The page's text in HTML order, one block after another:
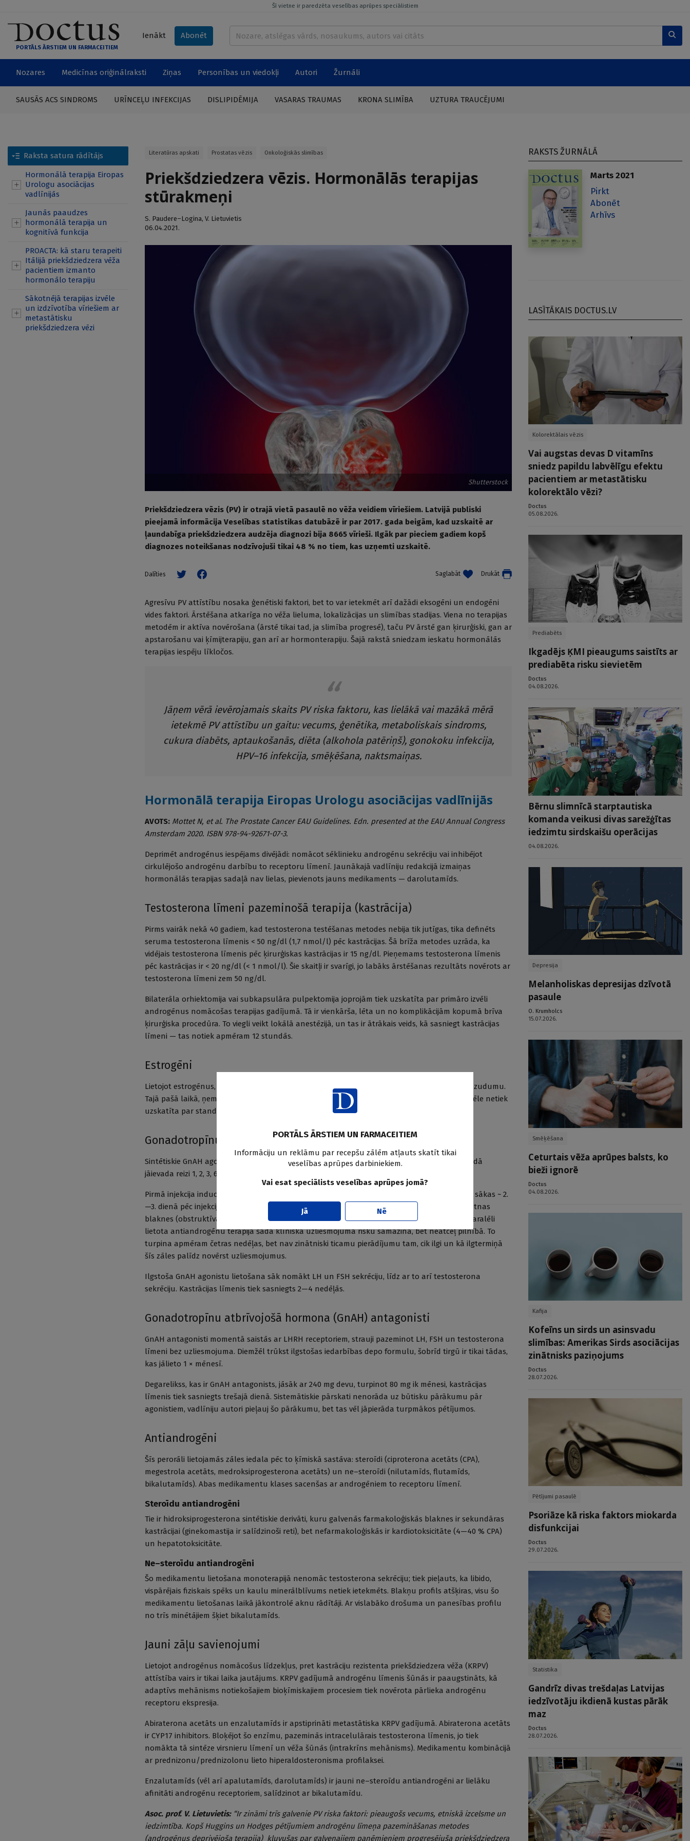
Šī vietne ir paredzēta veselības aprūpes speciālistiem
PORTĀLS ĀRSTIEM UN FARMACEITIEM
Ienākt Abonēt
Nozares Medicīnas oriģinālraksti Ziņas Personības un viedokļi Autori Žurnāli
SAUSĀS ACS SINDROMS URĪNCEĻU INFEKCIJAS DISLIPIDĒMIJA VASARAS TRAUMAS KRONA SLIMĪBA UZTURA TRAUCĒJUMI
Raksta satura rādītājs
Hormonālā terapija Eiropas
Urologu asociācijas
vadlīnijās
Jaunās paaudzes
hormonālā terapija un
kognitīvā funkcija
PROACTA: kā staru terapeiti
Itālijā priekšdziedzera vēža
pacientiem izmanto
hormonālo terapiju
Sākotnējā terapijas izvēle
un izdzīvotība vīriešiem ar
metastātisku
priekšdziedzera vēzi
Literatūras apskati Prostatas vēzis Onkoloģiskās slimības
Priekšdziedzera vēzis. Hormonālās terapijas
stūrakmeņi
S. Paudere–Logina, V. Lietuvietis
06.04.2021.
Shutterstock
Priekšdziedzera vēzis (PV) ir otrajā vietā pasaulē no vēža veidiem vīriešiem. Latvijā publiski
pieejamā informācija Veselības statistikas datubāzē ir par 2017. gada beigām, kad uzskaitē ar
ļaundabīga priekšdziedzera audzēja diagnozi bija 8665 vīrieši. Ilgāk par pieciem gadiem kopš
diagnozes noteikšanas nodzīvojuši tikai 48 % no tiem, kas uzņemti uzskaitē.
Dalīties Saglabāt Drukāt
Agresīvu PV attīstību nosaka ģenētiski faktori, bet to var ietekmēt arī dažādi eksogēni un endogēni
vides faktori. Ārstēšana atkarīga no vēža lieluma, lokalizācijas un slimības stadijas. Viena no terapijas
metodēm ir aktīva novērošana (ārstē tikai tad, ja slimība progresē), taču PV ārstē gan ķirurģiski, gan ar
apstarošanu vai ķīmijterapiju, gan arī ar hormonterapiju. Šajā rakstā sniedzam ieskatu hormonālās
terapijas iespēju līkločos.
Jāņem vērā ievērojamais skaits PV riska faktoru, kas lielākā vai mazākā mērā
ietekmē PV attīstību un gaitu: vecums, ģenētika, metaboliskais sindroms,
cukura diabēts, aptaukošanās, diēta (alkohola patēriņš), gonokoku infekcija,
HPV–16 infekcija, smēķēšana, naktsmaiņas.
Hormonālā terapija Eiropas Urologu asociācijas vadlīnijās
AVOTS: Mottet N, et al. The Prostate Cancer EAU Guidelines. Edn. presented at the EAU Annual Congress
Amsterdam 2020. ISBN 978-94-92671-07-3.
Deprimēt androgēnus iespējams divējādi: nomācot sēklinieku androgēnu sekrēciju vai inhibējot
cirkulējošo androgēnu darbību to receptoru līmenī. Jaunākajā vadlīniju redakcijā izmaiņas
hormonālās terapijas sadaļā nav lielas, pievienots jauns medikaments — darolutamīds.
Testosterona līmeni pazeminošā terapija (kastrācija)
Pirms vairāk nekā 40 gadiem, kad testosterona testēšanas metodes nebija tik jutīgas, tika definēts
seruma testosterona līmenis < 50 ng/dl (1,7 nmol/l) pēc kastrācijas. Šā brīža metodes uzrāda, ka
vidējais testosterona līmenis pēc ķirurģiskas kastrācijas ir 15 ng/dl. Pieņemams testosterona līmenis
pēc kastrācijas ir < 20 ng/dl (< 1 nmol/l). Šie skaitļi ir svarīgi, jo labāks ārstēšanas rezultāts novērots ar
testosterona līmeni zem 50 ng/dl.
Bilaterāla orhiektomija vai subkapsulāra pulpektomija joprojām tiek uzskatīta par primāro izvēli
androgēnus nomācošas terapijas gadījumā. Tā ir vienkārša, lēta un no komplikācijām kopumā brīva
ķirurģiska procedūra. To viegli veikt lokālā anestēzijā, un tas ir ātrākais veids, kā sasniegt kastrācijas
līmeni — tas notiek apmēram 12 stundās.
Estrogēni
Lietojot estrogēnus, testosterons tiek supresēts, turklāt nav atrasta saikne ar kaulu masas zudumu.
Tajā pašā laikā, ņemot vērā citas nopietnas blaknes (trombembolisko notikumu risku), šī izvēle netiek
uzskatīta par standarta pirmās rindas metodi.
Gonadotropīnu atbrīvojošā hormona (GnAH) agonisti
Sintētiskie GnAH agonisti (piemēram, leiprorelīna acetāts, triptorelīns,red
.) depo injekciju veidā
jāievada reizi 1, 2, 3, 6 mēnešos vai gadā.
Pirmā injekcija inducē transitorisku LH un FSH kāpumu — “testosterona uzliesmojumu”, kas sākas ~ 2.
—3. dienā pēc injekcijas un ilgst apmēram nedēļu. Tāpēc jārēķinās, ka var attīstīties arī nopietnas
blaknes (obstruktīva nieru mazspēja vai kardiovaskulārs notikums hiperkoagulācijas dēļ). Paralēli
lietota antiandrogēnu terapija šāda klīniska uzliesmojuma risku samazina, bet neatceļ pilnībā. To
turpina apmēram četras nedēļas, bet nav zinātniski ticamu pierādījumu tam, cik ilgi un kā ilgtermiņā
šīs zāles palīdz novērst uzliesmojumus.
Ilgstoša GnAH agonistu lietošana sāk nomākt LH un FSH sekrēciju, līdz ar to arī testosterona
sekrēciju. Kastrācijas līmenis tiek sasniegts 2—4 nedēļās.
Gonadotropīnu atbrīvojošā hormona (GnAH) antagonisti
GnAH antagonisti momentā saistās ar LHRH receptoriem, strauji pazeminot LH, FSH un testosterona
līmeni bez uzliesmojuma. Diemžēl trūkst ilgstošas iedarbības depo formulu, šobrīd tirgū ir tikai tādas,
kas jālieto 1 × mēnesī.
Degarelikss, kas ir GnAH antagonists, jāsāk ar 240 mg devu, turpinot 80 mg ik mēnesi, kastrācijas
līmenis tiek sasniegts trešajā dienā. Sistemātiskie pārskati nenorāda uz būtisku pārākumu pār
agonistiem, vadlīniju autori pieļauj šo pārākumu, bet tas vēl jāpierāda turpmākos pētījumos.
Antiandrogēni
Šīs perorāli lietojamās zāles iedala pēc to ķīmiskā sastāva: steroīdi (ciproterona acetāts (CPA),
megestrola acetāts, medroksiprogesterona acetāts) un ne–steroīdi (nilutamīds, flutamīds,
bikalutamīds). Abas medikamentu klases sacenšas ar androgēniem to receptoru līmenī.
Steroīdu antiandrogēni
Tie ir hidroksiprogesterona sintētiskie derivāti, kuru galvenās farmakoloģiskās blaknes ir sekundāras
kastrācijai (ginekomastija ir salīdzinoši reti), bet nefarmakoloģiskās ir kardiotoksicitāte (4—40 % CPA)
un hepatotoksicitāte.
Ne–steroīdu antiandrogēni
Šo medikamentu lietošana monoterapijā nenomāc testosterona sekrēciju; tiek pieļauts, ka libido,
vispārējais fiziskais spēks un kaulu minerālblīvums netiek ietekmēts. Blakņu profils atšķiras, visu šo
medikamentu lietošanas laikā jākontrolē aknu rādītāji. Ar vislabāko drošuma un panesības profilu
no trīs minētājiem šķiet bikalutamīds.
Jauni zāļu savienojumi
Lietojot androgēnus nomācošus līdzekļus, pret kastrāciju rezistenta priekšdziedzera vēža (KRPV)
attīstība vairs ir tikai laika jautājums. KRPV gadījumā androgēnu līmenis šūnās ir paaugstināts, kā
adaptīvs mehānisms notiekošajiem bioķīmiskajiem procesiem tiek novērota pārlieka androgēnu
receptoru ekspresija.
Abiraterona acetāts un enzalutamīds ir apstiprināti metastātiska KRPV gadījumā. Abiraterona acetāts
ir CYP17 inhibitors. Bloķējot šo enzīmu, pazeminās intracelulārais testosterona līmenis, jo tiek
nomākta tā sintēze virsnieru līmenī un vēža šūnās (intrakrīns mehānisms). Medikamentu kombinācijā
ar prednizonu/prednizolonu lieto hiperaldosteronisma profilaksei.
Enzalutamīds (vēl arī apalutamīds, darolutamīds) ir jauni ne–steroīdu antiandrogēni ar lielāku
afinitāti androgēnu receptoriem, salīdzinot ar bikalutamīdu.
Asoc. prof. V. Lietuvietis:“Ir zināmi trīs galvenie PV riska faktori: pieaugošs vecums, etniskā izcelsme un
iedzimtība. Kopš Huggins un Hodges pētījumiem androgēnu līmeņa pazemināšanas metodes
(androgēnus deprivējoša terapija) kļuvušas par galvenajiem paņēmieniem progresējuša priekšdziedzera
RAKSTS ŽURNĀLĀ
Marts 2021
Pirkt
Abonēt
Arhīvs
LASĪTĀKAIS DOCTUS.LV
Kolorektālais vēzis
Vai augstas devas D vitamīns
sniedz papildu labvēlīgu efektu
pacientiem ar metastātisku
kolorektālo vēzi?
Doctus
05.08.2026.
Prediabēts
Ikgadējs ĶMI pieaugums saistīts ar
prediabēta risku sievietēm
Doctus
04.08.2026.
Bērnu slimnīcā starptautiska
komanda veikusi divas sarežģītas
iedzimtu sirdskaišu operācijas
04.08.2026.
Depresija
Melanholiskas depresijas dzīvotā
pasaule
O. Krumholcs
15.07.2026.
Smēķēšana
Ceturtais vēža aprūpes balsts, ko
bieži ignorē
Doctus
04.08.2026.
Kafija
Kofeīns un sirds un asinsvadu
slimības: Amerikas Sirds asociācijas
zinātnisks paziņojums
Doctus
28.07.2026.
Pētījumi pasaulē
Psoriāze kā riska faktors miokarda
disfunkcijai
Doctus
29.07.2026.
Statistika
Gandrīz divas trešdaļas Latvijas
iedzīvotāju ikdienā kustas pārāk
maz
Doctus
28.07.2026.
PORTĀLS ĀRSTIEM UN FARMACEITIEM
Informāciju un reklāmu par recepšu zālēm atļauts skatīt tikai
veselības aprūpes darbiniekiem.
Vai esat speciālists veselības aprūpes jomā?
Jā Nē